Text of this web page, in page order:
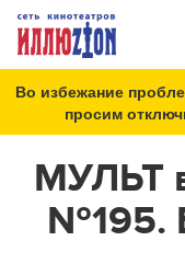
Во избежание
просим
МУЛЬТ
№195.